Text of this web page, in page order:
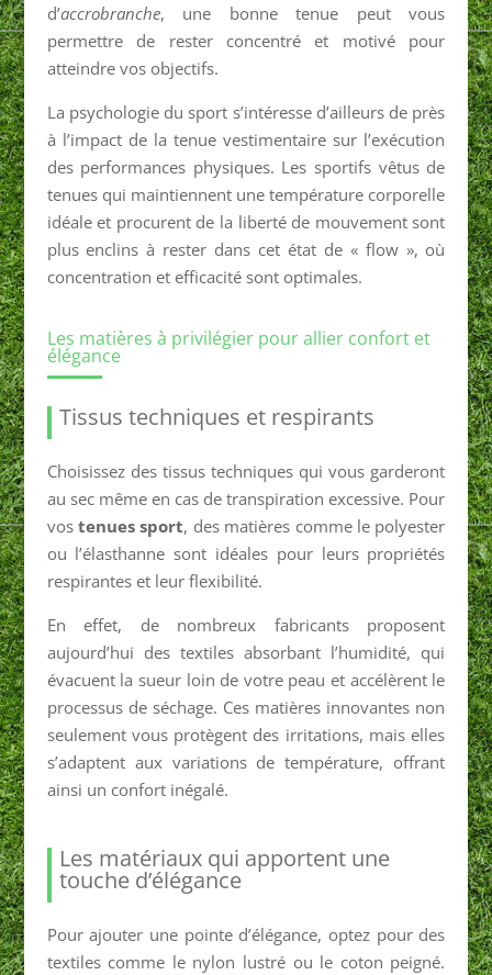
d’accrobranche, une bonne tenue peut vous
permettre de rester concentré et motivé pour
atteindre vos objectifs.
La psychologie du sport s’intéresse d’ailleurs de près
à l’impact de la tenue vestimentaire sur l’exécution
des performances physiques. Les sportifs vêtus de
tenues qui maintiennent une température corporelle
idéale et procurent de la liberté de mouvement sont
plus enclins à rester dans cet état de « flow », où
concentration et efficacité sont optimales.
Les matières à privilégier pour allier confort et
élégance
Tissus techniques et respirants
Choisissez des tissus techniques qui vous garderont
au sec même en cas de transpiration excessive. Pour
vos tenues sport, des matières comme le polyester
ou l’élasthanne sont idéales pour leurs propriétés
respirantes et leur flexibilité.
En effet, de nombreux fabricants proposent
aujourd’hui des textiles absorbant l’humidité, qui
évacuent la sueur loin de votre peau et accélèrent le
processus de séchage. Ces matières innovantes non
seulement vous protègent des irritations, mais elles
s’adaptent aux variations de température, offrant
ainsi un confort inégalé.
Les matériaux qui apportent une
touche d’élégance
Pour ajouter une pointe d’élégance, optez pour des
textiles comme le nylon lustré ou le coton peigné.